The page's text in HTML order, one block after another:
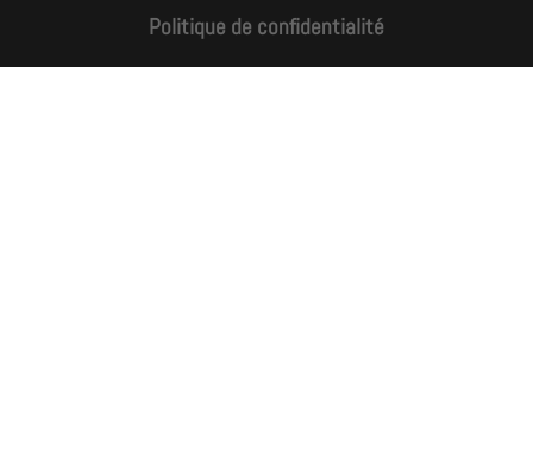
Politique de confidentialité